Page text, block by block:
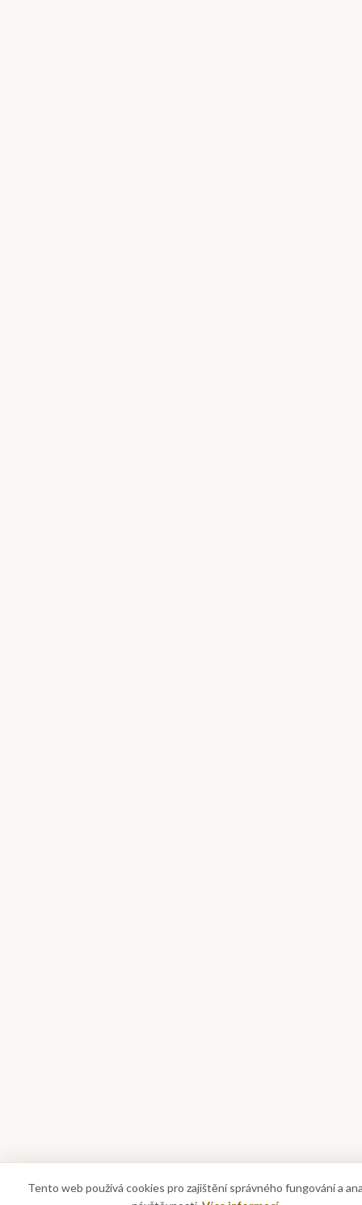
Tento web používá cookies pro zajištění správného fungování a